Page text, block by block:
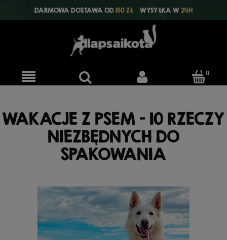
DARMOWA DOSTAWA OD150 ZŁ WYSYŁKA W24H
WAKACJE Z PSEM – 10 RZECZY
NIEZBĘDNYCH DO
SPAKOWANIA